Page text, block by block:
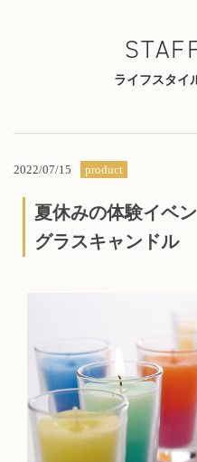
ライフスタイ
2022/07/15 product
夏休みの体験イベ
グラスキャンドル